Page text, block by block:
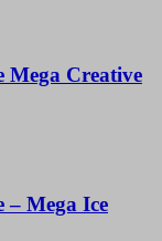
Mega Creative
– Mega Ice